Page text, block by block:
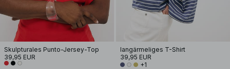
Skulpturales Punto-Jersey-Top
39,95 EUR
langärmeliges T-Shirt
39,95 EUR
+1